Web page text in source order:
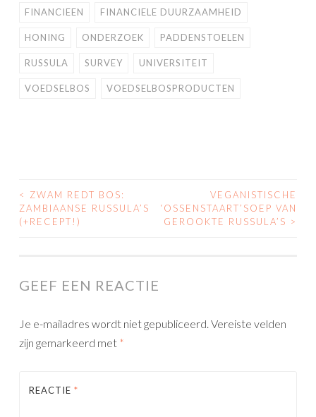
FINANCIEEN FINANCIELE DUURZAAMHEID
HONING ONDERZOEK PADDENSTOELEN
RUSSULA SURVEY UNIVERSITEIT
VOEDSELBOS VOEDSELBOSPRODUCTEN
POST
NAVIGATION
<
ZWAM REDT BOS:
ZAMBIAANSE RUSSULA’S
(+RECEPT!)
VEGANISTISCHE
‘OSSENSTAART’SOEP VAN
GEROOKTE RUSSULA’S >
GEEF EEN REACTIE
Je e-mailadres wordt niet gepubliceerd. Vereiste velden
zijn gemarkeerd met *
REACTIE *